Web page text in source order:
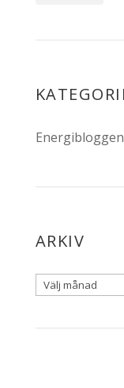
Energibloggen
ARKIV